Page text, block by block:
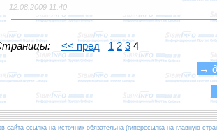
12.08.2009 11:40
<< пред 1 2 34
→
сайта ссылка на источник обязательна (гиперссылка на главную